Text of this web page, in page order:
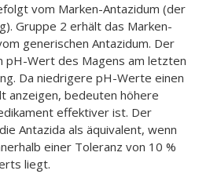
vom Marken-Antazidum (der
Gruppe 2 erhält das Marken-
generischen Antazidum. Der
pH-Wert des Magens am letzten
Da niedrigere pH-Werte einen
anzeigen, bedeuten höhere
effektiver ist. Der
Antazida als äquivalent, wenn
einer Toleranz von 10 %
liegt.